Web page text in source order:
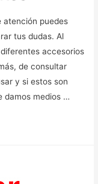
atención puedes
tus dudas. Al
accesorios
de consultar
y si estos son
damos medios …